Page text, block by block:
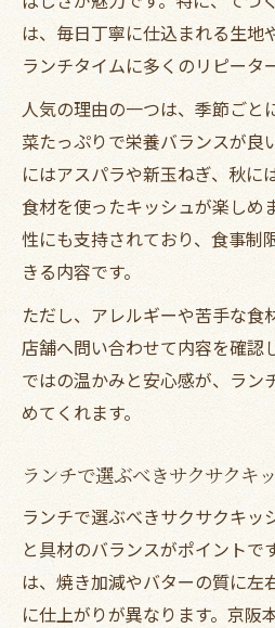
は、毎日丁寧に仕込まれる生地
ランチタイムに多くのリピータ
人気の理由の一つは、季節ごと
菜たっぷりで栄養バランスが良
にはアスパラや新玉ねぎ、秋に
食材を使ったキッシュが楽しめ
性にも支持されており、食事制
きる内容です。
ただし、アレルギーや苦手な食
店舗へ問い合わせて内容を確認
ではの温かみと安心感が、ラン
めてくれます。
ランチで選ぶべきサクサクキ
ランチで選ぶべきサクサクキッ
と具材のバランスがポイントで
は、焼き加減やバターの質に左
に仕上がりが異なります。京阪